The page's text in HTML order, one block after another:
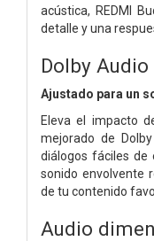
acústica, REDMI
detalle y una
Dolby Audio
Ajustado para un
Eleva el impacto
mejorado de
diálogos fáciles de
sonido envolvente
de tu contenido
Audio